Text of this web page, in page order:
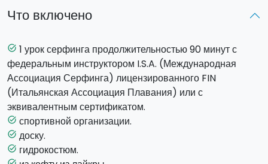
продвинутым трюкам
Занятие будет проходить в потрясающем месте –
длинном песчаномпобережье города Катании.
Готовы ли вы погрузиться вместе с нами?
Что включено
task_alt 1 урок серфинга продолжительностью 90 минут с
федеральным инструктором I.S.A. (Международная
Ассоциация Серфинга) лицензированного FIN
(Итальянская Ассоциация Плавания) или с
эквивалентным сертификатом.
task_alt спортивной организации.
task_alt доску.
task_alt гидрокостюм.